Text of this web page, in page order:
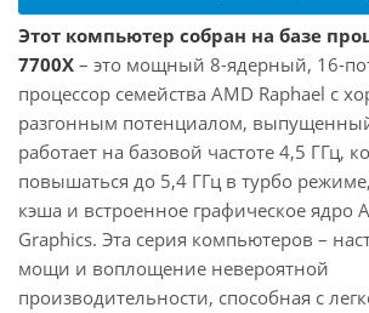
Этот компьютер собран на базе
7700X – это мощный 8-ядерный, 16-
процессор семейства AMD Raphael с
разгонным потенциалом,
работает на базовой частоте 4,5 ГГц,
повышаться до 5,4 ГГц в турбо
кэша и встроенное графическое ядро
Graphics. Эта серия компьютеров –
мощи и воплощение невероятной
производительности, способная с